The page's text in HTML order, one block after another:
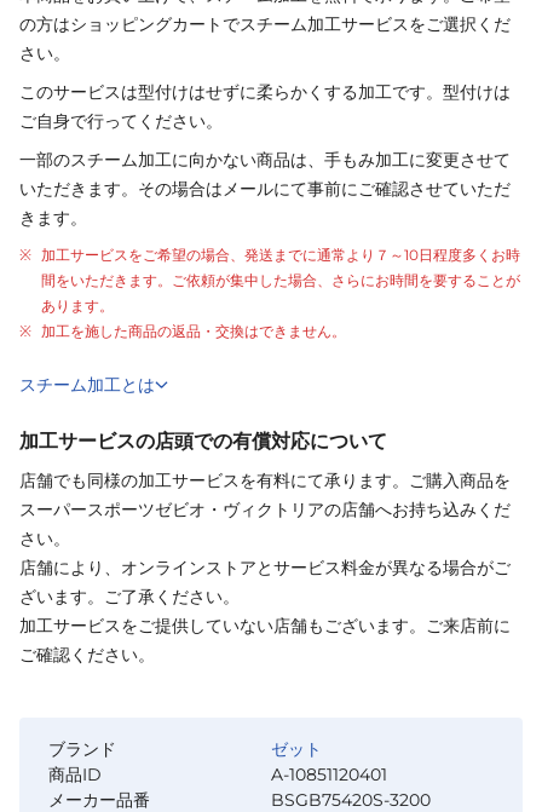
の方はショッピングカートでスチーム加工サービスをご選択くだ
さい。
このサービスは型付けはせずに柔らかくする加工です。型付けは
ご自身で行ってください。
一部のスチーム加工に向かない商品は、手もみ加工に変更させて
いただきます。その場合はメールにて事前にご確認させていただ
きます。
加工サービスをご希望の場合、発送までに通常より ７～10日程度多くお時
間をいただきます。ご依頼が集中した場合、さらにお時間を要することが
あります。
加工を施した商品の返品・交換はできません。
スチーム加工とは
加工サービスの店頭での有償対応について
店舗でも同様の加工サービスを有料にて承ります。ご購入商品を
スーパースポーツゼビオ・ヴィクトリアの店舗へお持ち込みくだ
さい。
店舗により、オンラインストアとサービス料金が異なる場合がご
ざいます。ご了承ください。
加工サービスをご提供していない店舗もございます。ご来店前に
ご確認ください。
ブランド
ゼット
商品ID
A-10851120401
メーカー品番
BSGB75420S-3200